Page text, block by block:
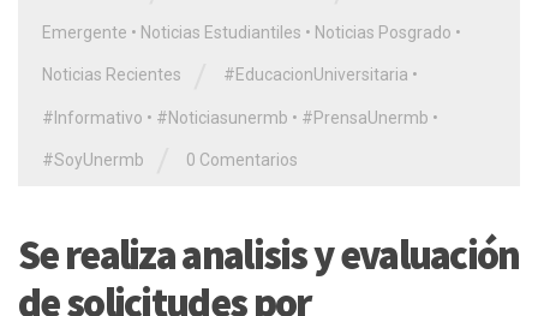
Emergente • Noticias Estudiantiles • Noticias Posgrado •
Noticias Recientes #EducacionUniversitaria •
#Informativo • #Noticiasunermb • #PrensaUnermb •
#SoyUnermb 0 Comentarios
Se realiza analisis y evaluación
de solicitudes por